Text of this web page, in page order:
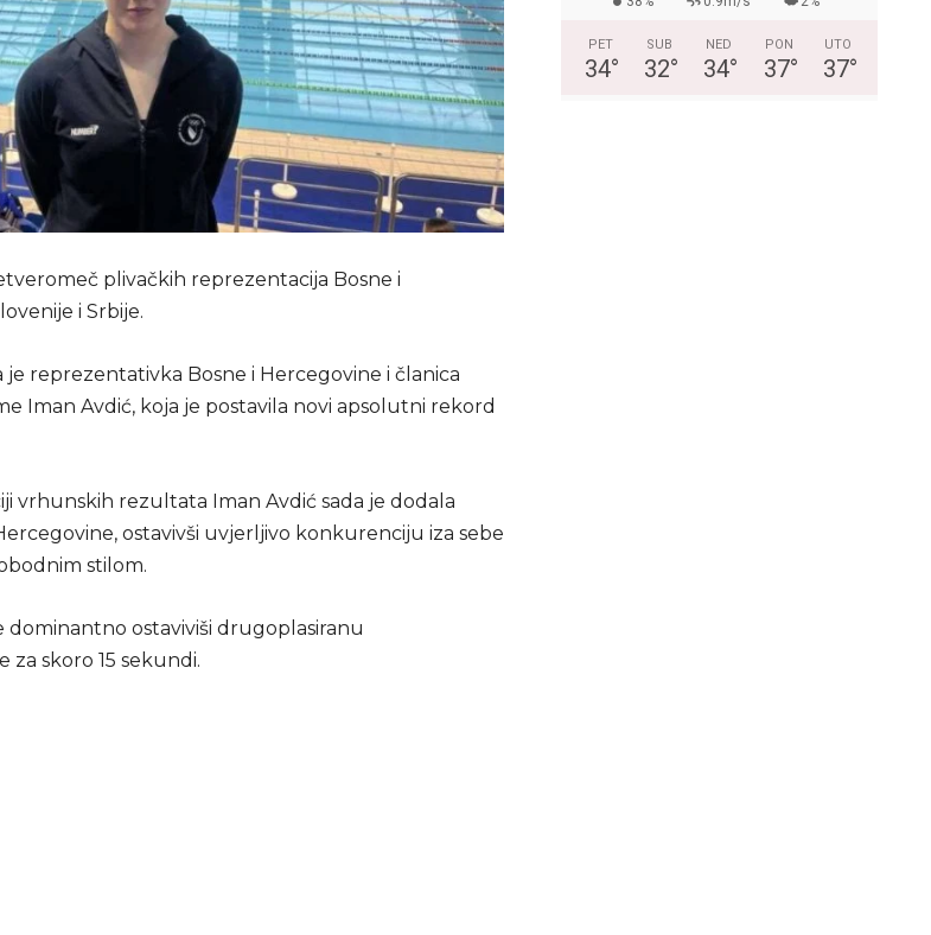
plivačkih reprezentacija Bosne i
i Srbije.
je reprezentativka Bosne i Hercegovine i članica
Iman Avdić, koja je postavila novi apsolutni rekord
vrhunskih rezultata Iman Avdić sada je dodala
ostavivši uvjerljivo konkurenciju iza sebe
stilom.
ostaviviši drugoplasiranu
skoro 15 sekundi.
PET
34°
SUB
32°
NED
34°
PON
37°
UTO
37°